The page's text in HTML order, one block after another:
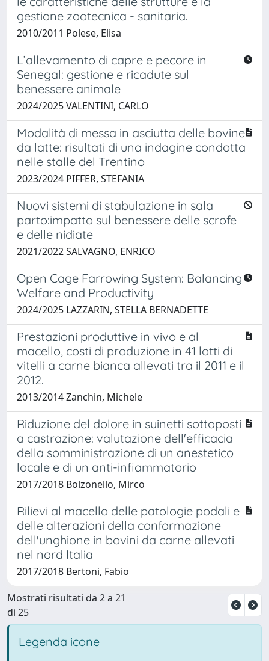
gestione zootecnica - sanitaria.
2010/2011 Polese, Elisa
L’allevamento di capre e pecore in
Senegal: gestione e ricadute sul
benessere animale
2024/2025 VALENTINI, CARLO
Modalità di messa in asciutta delle bovine
da latte: risultati di una indagine condotta
nelle stalle del Trentino
2023/2024 PIFFER, STEFANIA
Nuovi sistemi di stabulazione in sala
parto:impatto sul benessere delle scrofe
e delle nidiate
2021/2022 SALVAGNO, ENRICO
Open Cage Farrowing System: Balancing
Welfare and Productivity
2024/2025 LAZZARIN, STELLA BERNADETTE
Prestazioni produttive in vivo e al
macello, costi di produzione in 41 lotti di
vitelli a carne bianca allevati tra il 2011 e il
2012.
2013/2014 Zanchin, Michele
Riduzione del dolore in suinetti sottoposti
a castrazione: valutazione dell'efficacia
della somministrazione di un anestetico
locale e di un anti-infiammatorio
2017/2018 Bolzonello, Mirco
Rilievi al macello delle patologie podali e
delle alterazioni della conformazione
dell'unghione in bovini da carne allevati
nel nord Italia
2017/2018 Bertoni, Fabio
Mostrati risultati da 2 a 21
di 25
Legenda icone